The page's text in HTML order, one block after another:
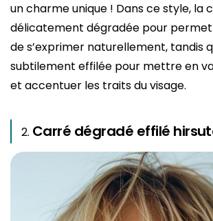
un charme unique ! Dans ce style, la
délicatement dégradée pour
de s’exprimer naturellement, tandis
subtilement effilée pour mettre en
et accentuer les traits du visage.
Carré dégradé effilé